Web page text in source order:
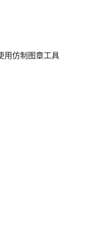
用仿制图章工具